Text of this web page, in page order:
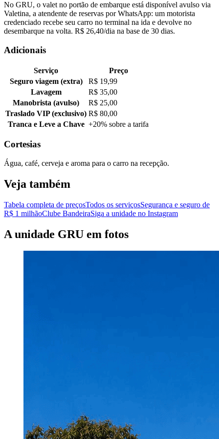
No GRU, o valet no portão de embarque está disponível avulso via
Valetina, a atendente de reservas por WhatsApp: um motorista
credenciado recebe seu carro no terminal na ida e devolve no
desembarque na volta. R$ 26,40/dia na base de 30 dias.
Adicionais
Serviço
Preço
Seguro viagem (extra)
R$ 19,99
Lavagem
R$ 35,00
Manobrista (avulso)
R$ 25,00
Traslado VIP (exclusivo) R$ 80,00
Tranca e Leve a Chave +20% sobre a tarifa
Cortesias
Água, café, cerveja e aroma para o carro na recepção.
Veja também
Tabela completa de preçosTodos os serviçosSegurança e seguro de
R$ 1 milhãoClube BandeiraSiga a unidade no Instagram
A unidade GRU em fotos